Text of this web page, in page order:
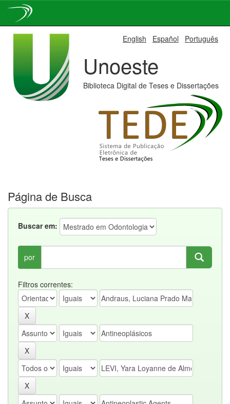
English Español Português
Unoeste
Biblioteca Digital de Teses e Dissertações
Página de Busca
Buscar em:
por
Filtros correntes: